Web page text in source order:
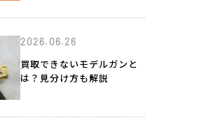
2026.06.26
買取できないモデルガンと
は？見分け方も解説